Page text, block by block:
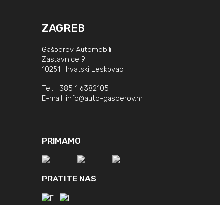
ZAGREB
Gašperov Automobili
Zastavnice 9
10251 Hrvatski Leskovac
Tel: +385 1 6382105
E-mail: info@auto-gasperov.hr
PRIMAMO
PRATITE NAS